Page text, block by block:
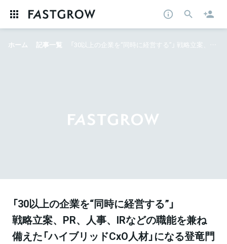
ホーム 記事一覧 「30以上の企業を“同時に経営する”」 戦略立案、PR、人事、IRなどの職能を兼ね備えた「ハイブリッドCxO人材」になる登竜門とは
「30以上の企業を“同時に経営する”」
戦略立案、PR、人事、IRなどの職能を兼ね
備えた「ハイブリッドCxO人材」になる登竜門